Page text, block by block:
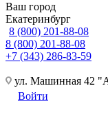
Ваш город
Екатеринбург
8 (800) 201-88-08
8 (800) 201-88-08
+7 (343) 286-83-59
ул. Машинная 42
Войти